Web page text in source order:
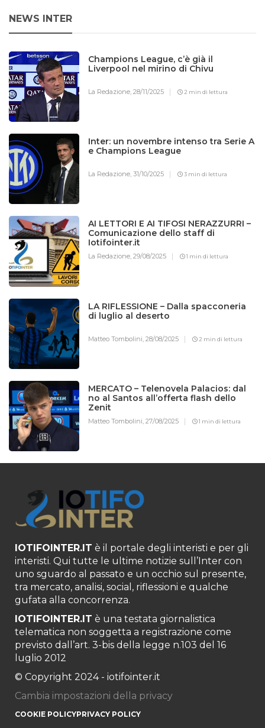
NEWS INTER
Champions League, c’è già il
Liverpool nel mirino di Chivu
La Redazione,28/11/2025 2 min di lettura
Inter: un novembre intenso tra Serie A
e Champions League
La Redazione,31/10/2025 3 min di lettura
AI LETTORI E AI TIFOSI NERAZZURRI –
Comunicazione dello staff di
Iotifointer.it
La Redazione,29/08/2025 1 min di lettura
LA RIFLESSIONE – Dalla spacconeria
di luglio al deserto
Matteo Tombolini,28/08/2025 2 min di lettura
MERCATO – Telenovela Palacios: dal
no al Santos all’offerta flash dello
Zenit
Matteo Tombolini,27/08/2025 1 min di lettura
IOTIFOINTER.IT è il portale degli interisti e per gli
interisti. Qui tutte le ultime notizie sull’Inter con
uno sguardo al passato e un occhio sul presente,
tra mercato, analisi, social, riflessioni e qualche
gufata alla concorrenza.
IOTIFOINTER.IT è una testata giornalistica
telematica non soggetta a registrazione come
previsto dall’art. 3-bis della legge n.103 del 16
luglio 2012
© Copyright 2024 - iotifointer.it
Cambia impostazioni della privacy
COOKIE POLICYPRIVACY POLICY